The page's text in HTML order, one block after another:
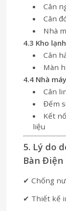
Cân
Cân
Nhà
4.3 Kho
Cân
Màn
4.4 Nhà
Cân
Đếm
Kết
liệu
5. Lý do
Bàn Điện
✔ Chống
✔ Thiết kế